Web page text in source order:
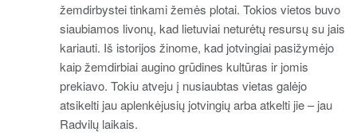
žemdirbystei tinkami žemės plotai. Tokios vietos buvo
siaubiamos livonų, kad lietuviai neturėtų resursų su jais
kariauti. Iš istorijos žinome, kad jotvingiai pasižymėjo
kaip žemdirbiai augino grūdines kultūras ir jomis
prekiavo. Tokiu atveju į nusiaubtas vietas galėjo
atsikelti jau aplenkėjusių jotvingių arba atkelti jie – jau
Radvilų laikais.